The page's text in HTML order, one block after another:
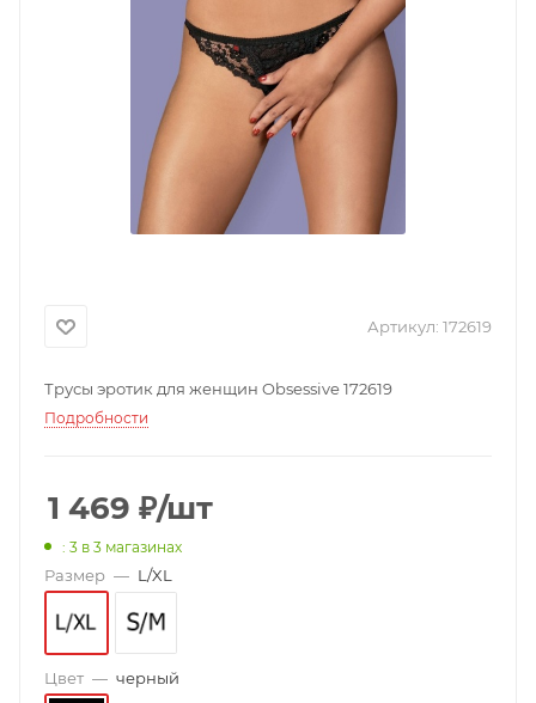
Артикул: 172619
Трусы эротик для женщин Obsessive 172619
Подробности
1 469 ₽/шт
: 3 в 3 магазинах
Размер — L/XL
Цвет — черный